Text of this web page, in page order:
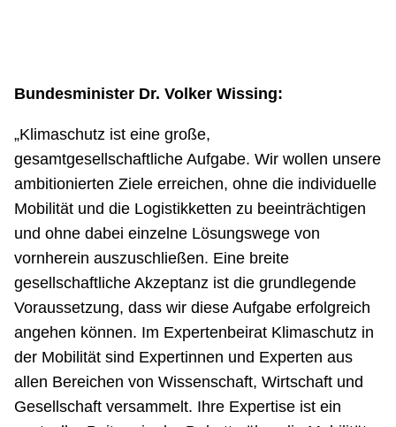
Bundesminister Dr. Volker Wissing:
„Klimaschutz ist eine große,
gesamtgesellschaftliche Aufgabe. Wir wollen unsere
ambitionierten Ziele erreichen, ohne die individuelle
Mobilität und die Logistikketten zu beeinträchtigen
und ohne dabei einzelne Lösungswege von
vornherein auszuschließen. Eine breite
gesellschaftliche Akzeptanz ist die grundlegende
Voraussetzung, dass wir diese Aufgabe erfolgreich
angehen können. Im Expertenbeirat Klimaschutz in
der Mobilität sind Expertinnen und Experten aus
allen Bereichen von Wissenschaft, Wirtschaft und
Gesellschaft versammelt. Ihre Expertise ist ein